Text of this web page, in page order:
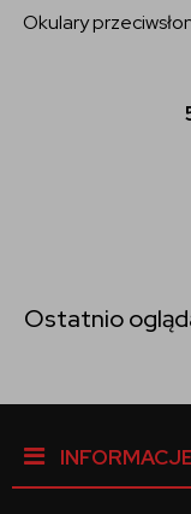
Okulary
Ostatnio